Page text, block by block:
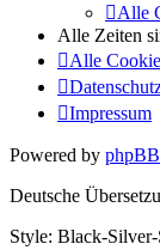
Alle
Alle Zeiten
Alle
Impressum
Powered by phpBB
Deutsche
Style: Black-